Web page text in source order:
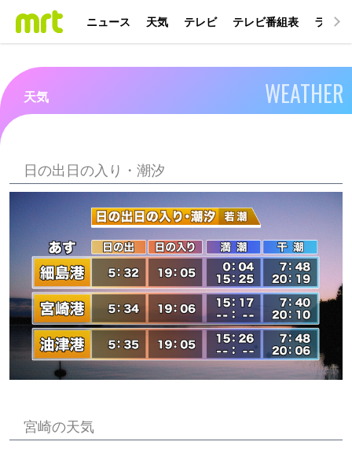
ニュース 天気 テレビ テレビ番組表 ラジオ
天気 WEATHER
日の出日の入り・潮汐
宮崎の天気